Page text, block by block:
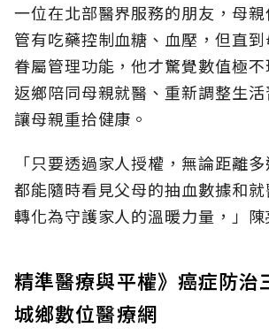
一位在北部醫界服務的朋友，母
管有吃藥控制血糖、血壓，但直
眷屬管理功能，他才驚覺數值極
返鄉陪同母親就醫、重新調整生
讓母親重拾健康。
「只要透過家人授權，無論距離
都能隨時看見父母的抽血數據和
轉化為守護家人的溫暖力量，」陳
精準醫療與平權》癌症防治
城鄉數位醫療網